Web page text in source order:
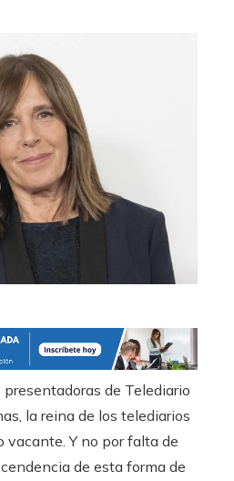
de Telediario
la reina de los telediarios
vacante. Y no por falta de
de esta forma de